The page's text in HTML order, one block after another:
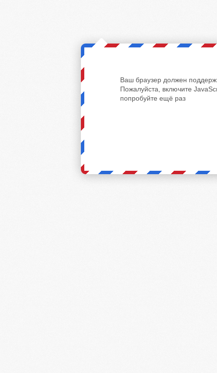
Ваш браузер должен
Пожалуйста, включите
попробуйте ещё раз